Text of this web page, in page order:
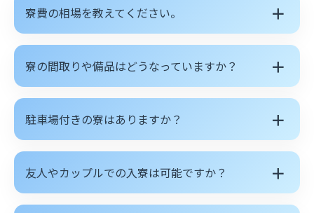
寮費の相場を教えてください。 ＋
寮の間取りや備品はどうなっていますか？ ＋
駐車場付きの寮はありますか？ ＋
友人やカップルでの入寮は可能ですか？ ＋